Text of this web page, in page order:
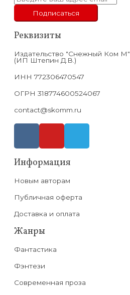
Реквизиты
Издательство "Снежный Ком М"
(ИП Штепин Д.В.)
ИНН 772306470547
ОГРН 318774600524067
contact@skomm.ru
Информация
Новым авторам
Публичная оферта
Доставка и оплата
Жанры
Фантастика
Фэнтези
Современная проза